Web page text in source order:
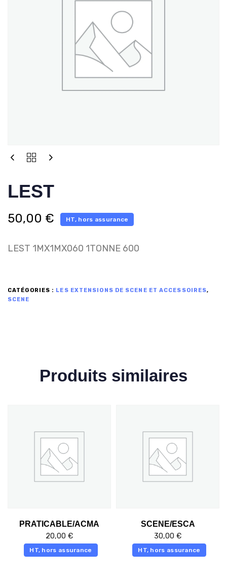
LEST
50,00 € HT, hors assurance
LEST 1MX1MX060 1TONNE 600
CATÉGORIES : LES EXTENSIONS DE SCENE ET ACCESSOIRES,
SCENE
Produits similaires
PRATICABLE/ACMA
20,00 €
HT, hors assurance
SCENE/ESCA
30,00 €
HT, hors assurance